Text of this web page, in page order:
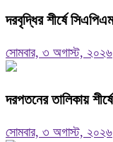
দরবৃদ্ধির শীর্ষে
সোমবার, ৩ অগাস্ট, ২০২৬
দরপতনের তালিকায়
সোমবার, ৩ অগাস্ট, ২০২৬